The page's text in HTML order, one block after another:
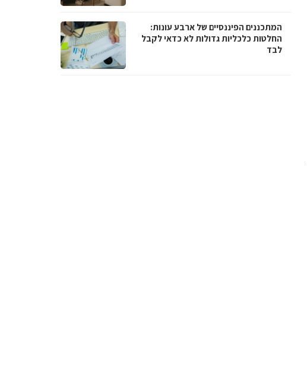
המתכננים הפיננסיים של ארבע עונות:
החלטות כלכליות גדולות לא כדאי לקבל
לבד